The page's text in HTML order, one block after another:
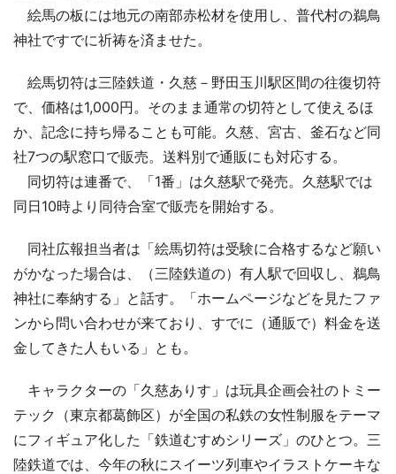
絵馬の板には地元の南部赤松材を使用し、普代村の鵜鳥
神社ですでに祈祷を済ませた。
絵馬切符は三陸鉄道・久慈－野田玉川駅区間の往復切符
で、価格は1,000円。そのまま通常の切符として使えるほ
か、記念に持ち帰ることも可能。久慈、宮古、釜石など同
社7つの駅窓口で販売。送料別で通販にも対応する。
同切符は連番で、「1番」は久慈駅で発売。久慈駅では
同日10時より同待合室で販売を開始する。
同社広報担当者は「絵馬切符は受験に合格するなど願い
がかなった場合は、（三陸鉄道の）有人駅で回収し、鵜鳥
神社に奉納する」と話す。「ホームページなどを見たファ
ンから問い合わせが来ており、すでに（通販で）料金を送
金してきた人もいる」とも。
キャラクターの「久慈ありす」は玩具企画会社のトミー
テック（東京都葛飾区）が全国の私鉄の女性制服をテーマ
にフィギュア化した「鉄道むすめシリーズ」のひとつ。三
陸鉄道では、今年の秋にスイーツ列車やイラストケーキな